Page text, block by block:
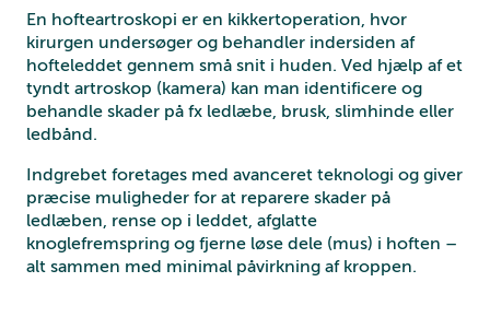
En hofteartroskopi er en kikkertoperation, hvor
kirurgen undersøger og behandler indersiden af
hofteleddet gennem små snit i huden. Ved hjælp af et
tyndt artroskop (kamera) kan man identificere og
behandle skader på fx ledlæbe, brusk, slimhinde eller
ledbånd.
Indgrebet foretages med avanceret teknologi og giver
præcise muligheder for at reparere skader på
ledlæben, rense op i leddet, afglatte
knoglefremspring og fjerne løse dele (mus) i hoften –
alt sammen med minimal påvirkning af kroppen.